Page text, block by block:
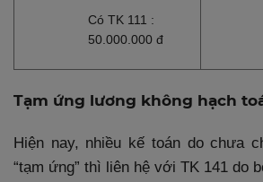
Có TK 111 :
50.000.000 đ
Tạm ứng lương không hạch
Hiện nay, nhiều kế toán do chưa
“tạm ứng” thì liên hệ với TK 141 do